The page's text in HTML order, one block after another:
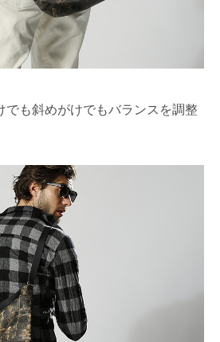
でも斜めがけでもバランスを調整